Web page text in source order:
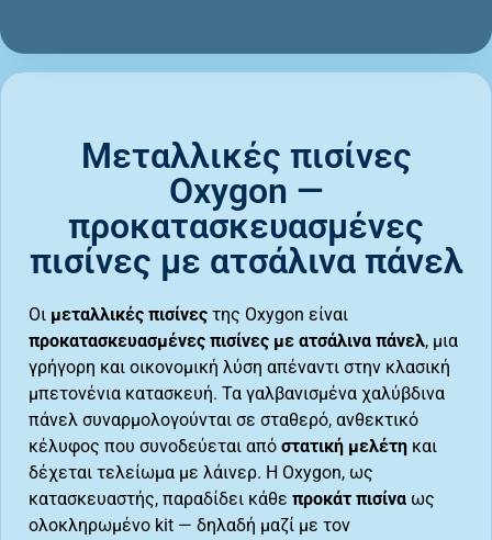
Μεταλλικές πισίνες
Oxygon —
προκατασκευασμένες
πισίνες με ατσάλινα πάνελ
Οι μεταλλικές πισίνες της Oxygon είναι
προκατασκευασμένες πισίνες με ατσάλινα πάνελ, μια
γρήγορη και οικονομική λύση απέναντι στην κλασική
μπετονένια κατασκευή. Τα γαλβανισμένα χαλύβδινα
πάνελ συναρμολογούνται σε σταθερό, ανθεκτικό
κέλυφος που συνοδεύεται από στατική μελέτη και
δέχεται τελείωμα με λάινερ. Η Oxygon, ως
κατασκευαστής, παραδίδει κάθε προκάτ πισίνα ως
ολοκληρωμένο kit — δηλαδή μαζί με τον